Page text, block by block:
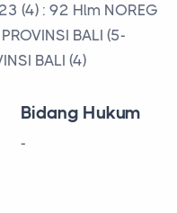
(4) : 92 Hlm NOREG
BALI (5-
BALI (4)
Bidang Hukum
-